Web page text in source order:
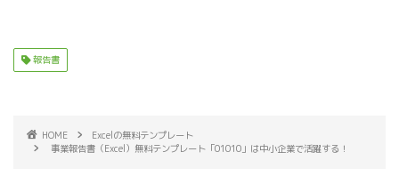
報告書
HOME
Excelの無料テンプレート
事業報告書（Excel）無料テンプレート「01010」は中小企業で活躍する！